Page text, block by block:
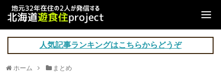
人気記事ランキングはこちらからどうぞ
ホーム まとめ